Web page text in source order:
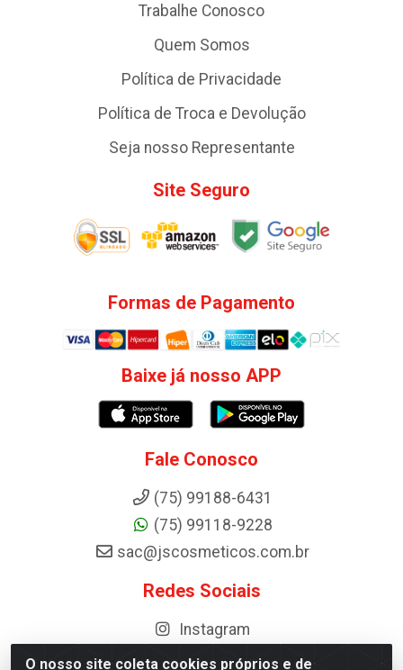
O nosso site coleta cookies próprios e de
Trabalhe Conosco
Quem Somos
Política de Privacidade
Política de Troca e Devolução
Seja nosso Representante
Site Seguro
Formas de Pagamento
Baixe já nosso APP
Fale Conosco
(75) 99188-6431
(75) 99118-9228
sac@jscosmeticos.com.br
Redes Sociais
Instagram